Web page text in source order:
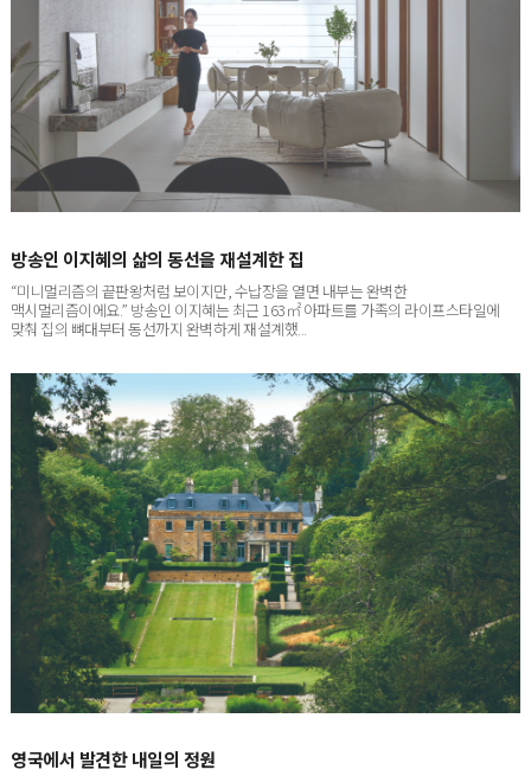
“미니멀리즘의 끝판왕처럼 보이지만, 수납장을 열면 내부는 완벽한
맥시멀리즘이에요.” 방송인 이지혜는 최근 163㎡ 아파트를 가족의 라이프스타일에
맞춰 집의 뼈대부터 동선까지 완벽하게 재설계했...